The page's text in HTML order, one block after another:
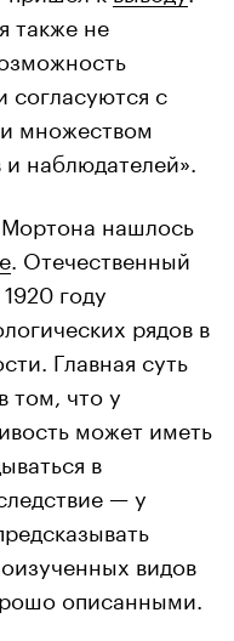
также не
согласуются с
множеством
наблюдателей».
нашлось
. Отечественный
году
рядов в
Главная суть
том, что у
может иметь
в
— у
видов
описанными.